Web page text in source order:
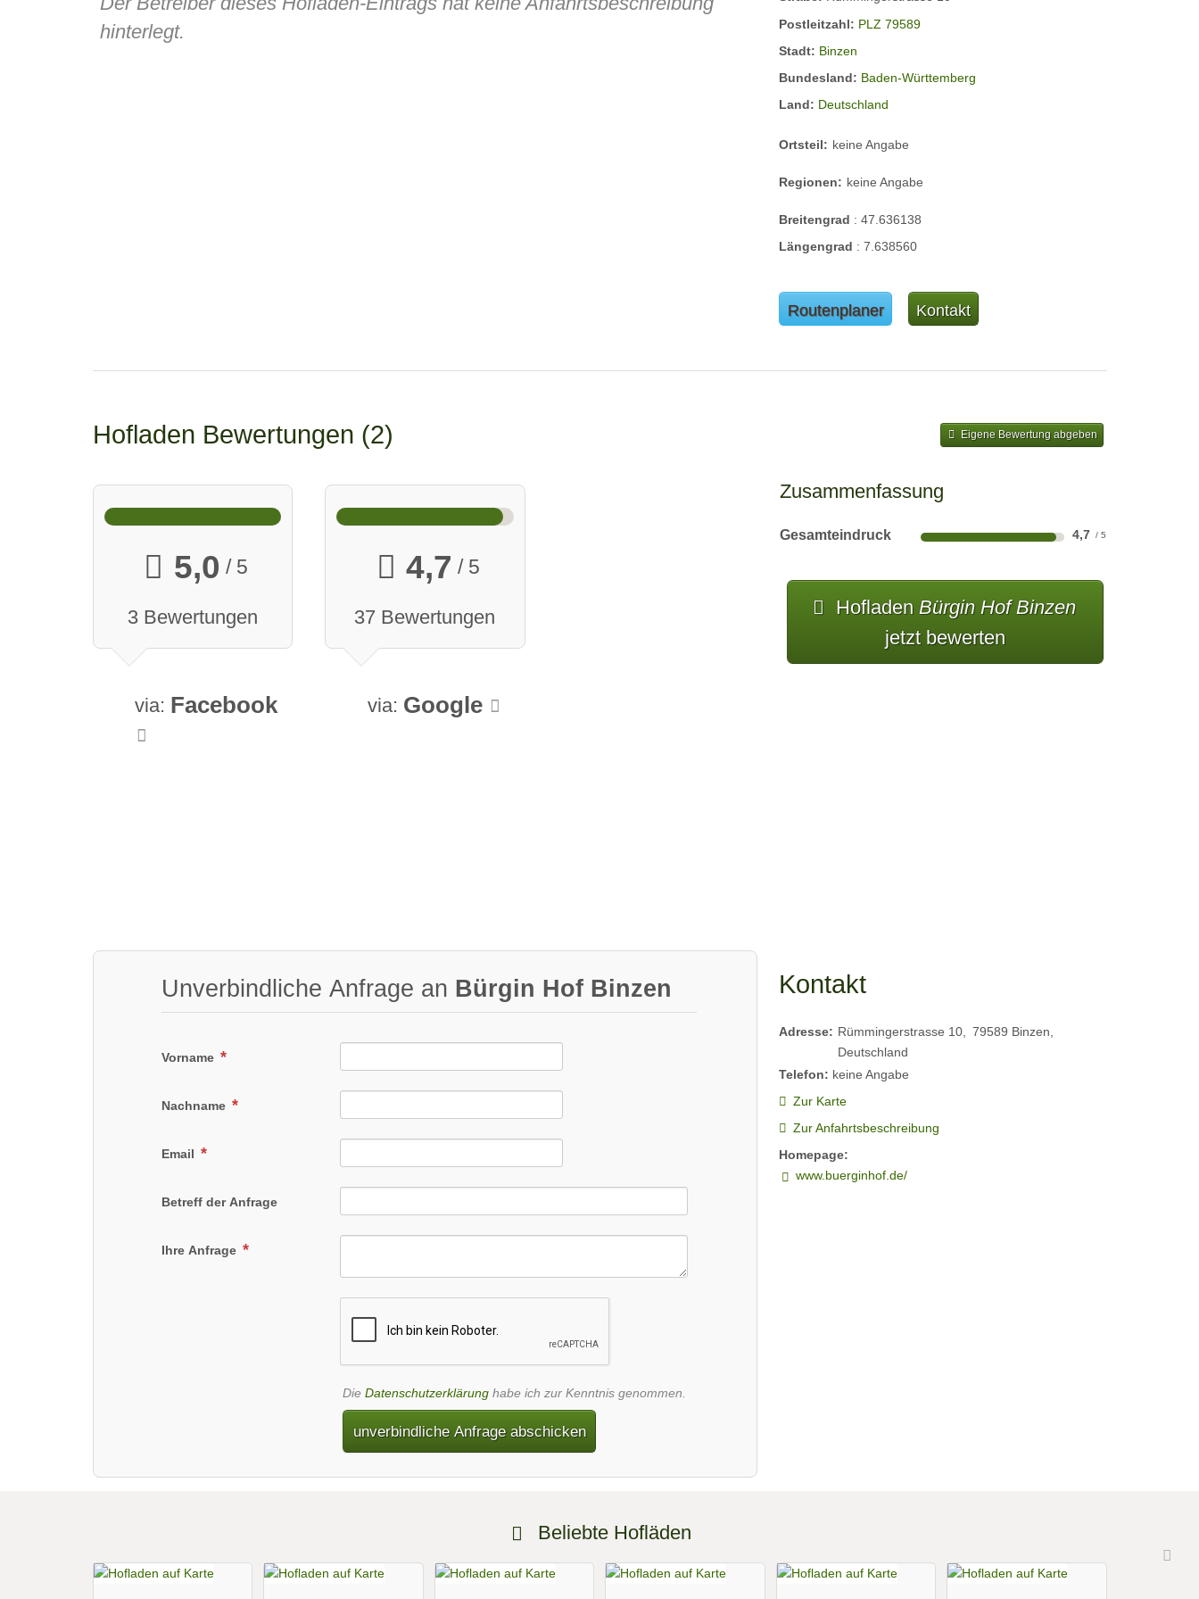
hinterlegt.
Postleitzahl: PLZ 79589
Stadt: Binzen
Bundesland: Baden-Württemberg
Land: Deutschland
Ortsteil: keine Angabe
Regionen: keine Angabe
Breitengrad :47.636138
Längengrad :7.638560
Routenplaner Kontakt
Hofladen Bewertungen 2 Eigene Bewertung abgeben
Zusammenfassung
Gesamteindruck 4,7
Hofladen Bürgin Hof Binzen
jetzt bewerten
5,0 / 5
3 Bewertungen
via: Facebook
4,7 / 5
37 Bewertungen
via: Google
Unverbindliche Anfrage an Bürgin Hof Binzen
Vorname
Nachname
Email
Betreff der Anfrage
Ihre Anfrage
DieDatenschutzerklärung habe ich zur Kenntnis genommen.
unverbindliche Anfrage abschicken
Kontakt
Adresse: Rümmingerstrasse 10 79589 Binzen
Deutschland
Telefon: keine Angabe
Zur Karte
Zur Anfahrtsbeschreibung
Homepage:
www.buerginhof.de/
Beliebte Hofläden